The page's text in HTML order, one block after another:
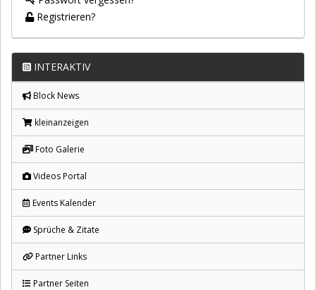
Registrieren?
INTERAKTIV
Block News
kleinanzeigen
Foto Galerie
Videos Portal
Events Kalender
Sprüche & Zitate
Partner Links
Partner Seiten